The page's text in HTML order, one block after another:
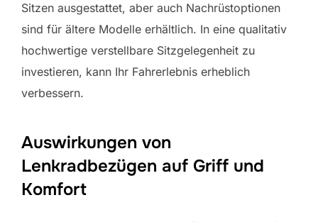
Sitzen ausgestattet, aber auch Nachrüstoptionen
sind für ältere Modelle erhältlich. In eine qualitativ
hochwertige verstellbare Sitzgelegenheit zu
investieren, kann Ihr Fahrerlebnis erheblich
verbessern.
Auswirkungen von
Lenkradbezügen auf Griff und
Komfort